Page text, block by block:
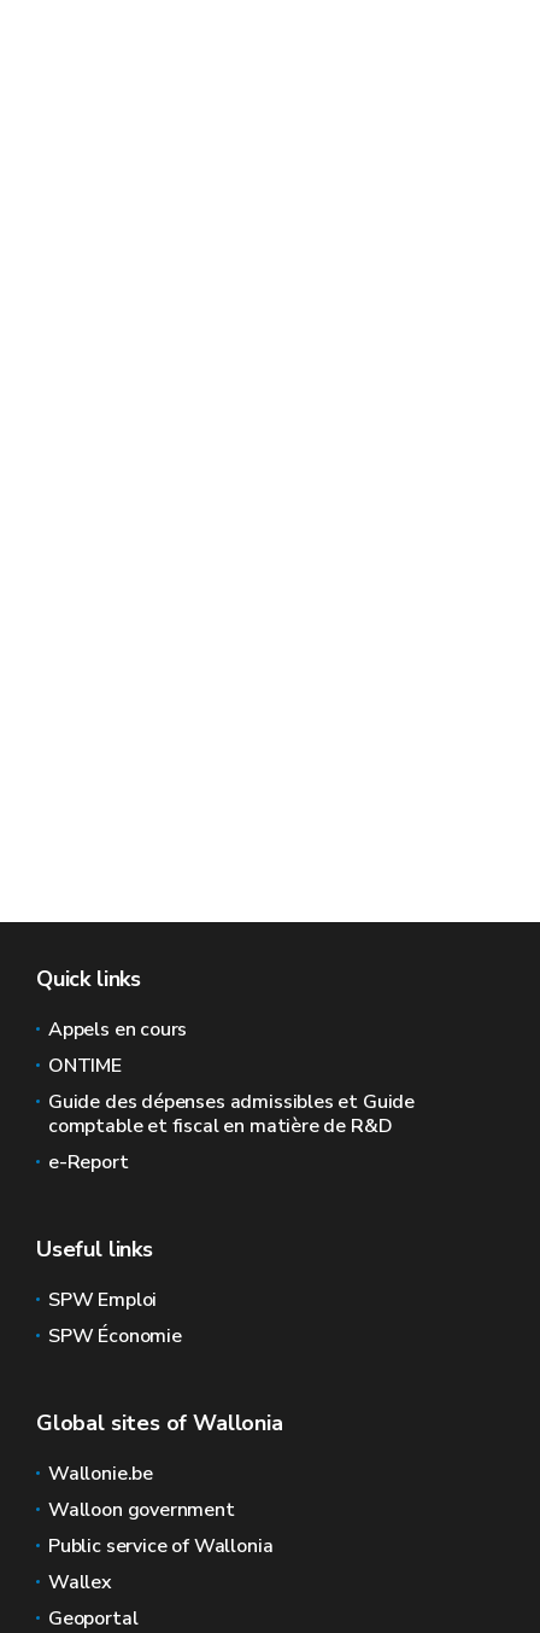
Quick links
Appels en cours
ONTIME
Guide des dépenses admissibles et Guide
comptable et fiscal en matière de R&D
e-Report
Useful links
SPW Emploi
SPW Économie
Global sites of Wallonia
Wallonie.be
Walloon government
Public service of Wallonia
Wallex
Geoportal